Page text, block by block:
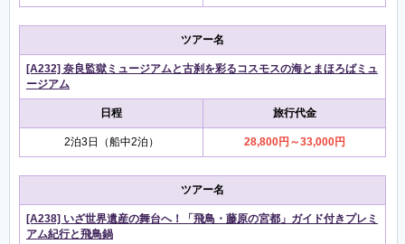
ツアー名
[A232] 奈良監獄ミュージアムと古刹を彩るコスモスの海とまほろばミュ
ージアム
日程 旅行代金
2泊3日（船中2泊） 28,800円～33,000円
ツアー名
[A238] いざ世界遺産の舞台へ！「飛鳥・藤原の宮都」ガイド付きプレミ
アム紀行と飛鳥鍋